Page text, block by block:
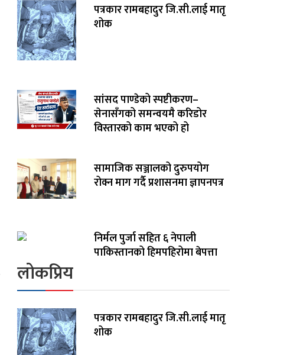
पत्रकार रामबहादुर जि.सी.लाई मातृ
शोक
सांसद पाण्डेको स्पष्टीकरण–
सेनासँगको समन्वयमै करिडोर
विस्तारको काम भएको हो
सामाजिक सञ्जालको दुरुपयोग
रोक्न माग गर्दै प्रशासनमा ज्ञापनपत्र
निर्मल पुर्जा सहित ६ नेपाली
पाकिस्तानको हिमपहिरोमा बेपत्ता
लोकप्रिय
पत्रकार रामबहादुर जि.सी.लाई मातृ
शोक